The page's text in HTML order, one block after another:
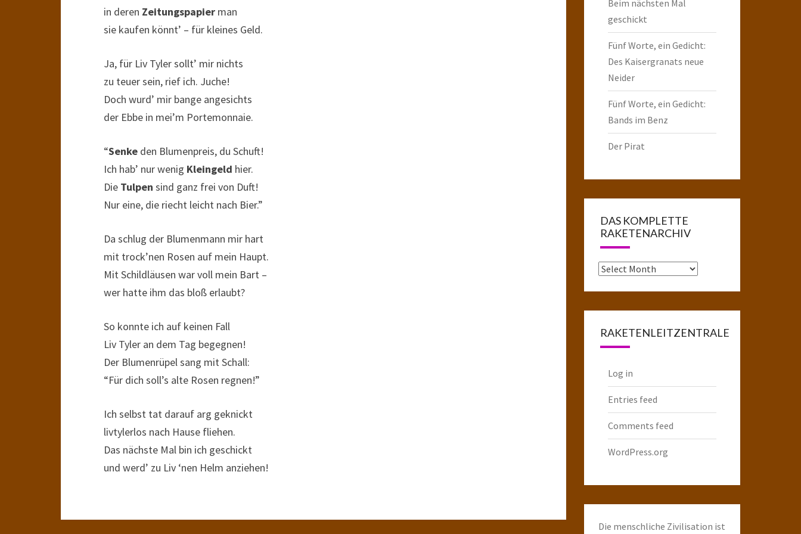
in deren Zeitungspapier man
sie kaufen könnt’ – für kleines Geld.
Ja, für Liv Tyler sollt’ mir nichts
zu teuer sein, rief ich. Juche!
Doch wurd’ mir bange angesichts
der Ebbe in mei’m Portemonnaie.
“Senke den Blumenpreis, du Schuft!
Ich hab’ nur wenig Kleingeld hier.
Die Tulpen sind ganz frei von Duft!
Nur eine, die riecht leicht nach Bier.”
Da schlug der Blumenmann mir hart
mit trock’nen Rosen auf mein Haupt.
Mit Schildläusen war voll mein Bart –
wer hatte ihm das bloß erlaubt?
So konnte ich auf keinen Fall
Liv Tyler an dem Tag begegnen!
Der Blumenrüpel sang mit Schall:
“Für dich soll’s alte Rosen regnen!”
Ich selbst tat darauf arg geknickt
livtylerlos nach Hause fliehen.
Das nächste Mal bin ich geschickt
und werd’ zu Liv ‘nen Helm anziehen!
Beim nächsten Mal
geschickt
Fünf Worte, ein Gedicht:
Des Kaisergranats neue
Neider
Fünf Worte, ein Gedicht:
Bands im Benz
Der Pirat
DAS KOMPLETTE
RAKETENARCHIV
Das
RAKETENLEITZENTRALE
Log in
Entries feed
Comments feed
WordPress.org
Die menschliche Zivilisation ist